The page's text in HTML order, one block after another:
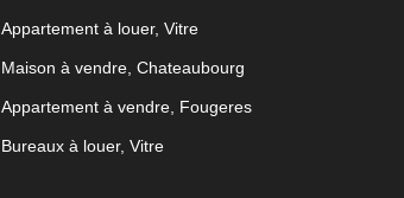
Appartement à louer, Vitre
Maison à vendre, Chateaubourg
Appartement à vendre, Fougeres
Bureaux à louer, Vitre